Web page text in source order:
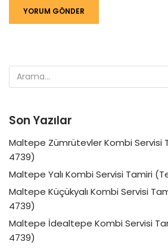
Son Yazılar
Maltepe Zümrütevler Kombi Servisi
4739)
Maltepe Yalı Kombi Servisi Tamiri
Maltepe Küçükyalı Kombi Servisi
4739)
Maltepe İdealtepe Kombi Servisi
4739)